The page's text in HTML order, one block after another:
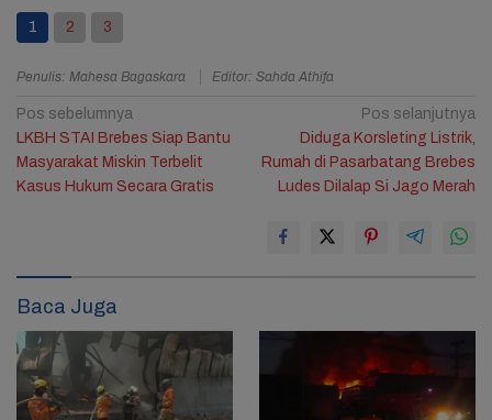
1 2 3
Penulis: Mahesa Bagaskara Editor: Sahda Athifa
Navigasi
pos
Pos sebelumnya
LKBH STAI Brebes Siap Bantu
Masyarakat Miskin Terbelit
Kasus Hukum Secara Gratis
Pos selanjutnya
Diduga Korsleting Listrik,
Rumah di Pasarbatang Brebes
Ludes Dilalap Si Jago Merah
Baca Juga